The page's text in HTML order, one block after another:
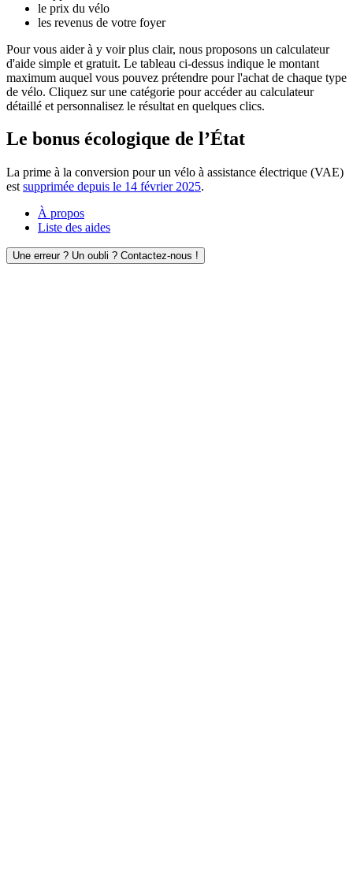
le prix du vélo
les revenus de votre foyer
Pour vous aider à y voir plus clair, nous proposons un calculateur
d'aide simple et gratuit. Le tableau ci-dessus indique le montant
maximum auquel vous pouvez prétendre pour l'achat de chaque type
de vélo. Cliquez sur une catégorie pour accéder au calculateur
détaillé et personnalisez le résultat en quelques clics.
Le bonus écologique de l’État
La prime à la conversion pour un vélo à assistance électrique (VAE)
est supprimée depuis le 14 février 2025.
À propos
Liste des aides
Une erreur ? Un oubli ? Contactez-nous !